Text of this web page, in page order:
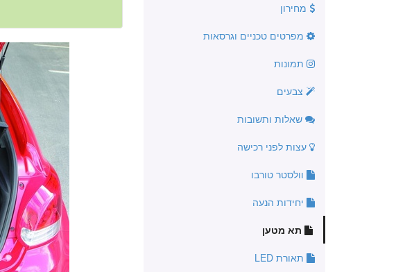
מחירון
מפרטים טכניים וגרסאות
תמונות
צבעים
שאלות ותשובות
עצות לפני רכישה
וולסטר טורבו
יחידות הנעה
תא מטען
תאורת LED